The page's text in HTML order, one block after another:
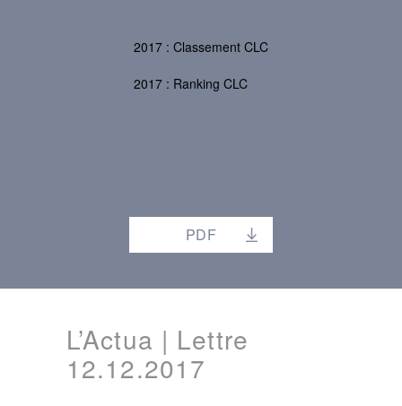
2017 : Classement CLC
2017 : Ranking CLC
PDF
L’Actua | Lettre
12.12.2017